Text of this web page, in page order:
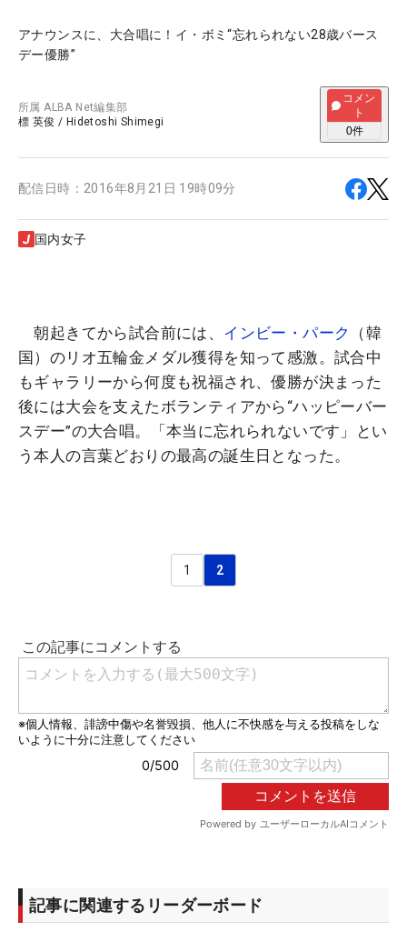
アナウンスに、大合唱に！イ・ボミ“忘れられない28歳バース
デー優勝”
所属ALBA Net編集部
標 英俊 / Hidetoshi Shimegi
コメン
ト
0件
配信日時： 2016年8月21日 19時09分
国内女子
朝起きてから試合前には、 インビー・パーク
（韓
国）のリオ五輪金メダル獲得を知って感激。試合中
もギャラリーから何度も祝福され、優勝が決まった
後には大会を支えたボランティアから“ハッピーバー
スデー”の大合唱。「本当に忘れられないです」とい
う本人の言葉どおりの最高の誕生日となった。
1 2
記事に関連するリーダーボード